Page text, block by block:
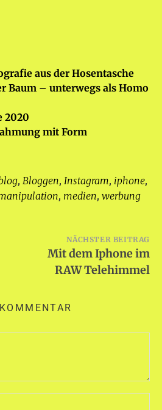
aus der Hosentasche
Baum – unterwegs als Homo
2020
mit Form
, Bloggen, Instagram, iphone,
, medien, werbung
NÄCHSTER BEITRAG
Mit dem Iphone im
RAW Telehimmel